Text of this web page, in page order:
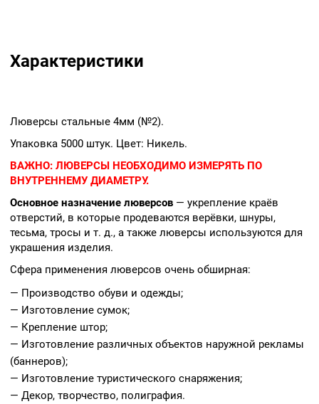
Характеристики
Люверсы стальные 4мм (№2).
Упаковка 5000 штук. Цвет: Никель.
ВАЖНО: ЛЮВЕРСЫ НЕОБХОДИМО ИЗМЕРЯТЬ ПО
ВНУТРЕННЕМУ ДИАМЕТРУ.
Основное назначение люверсов — укрепление краёв
отверстий, в которые продеваются верёвки, шнуры,
тесьма, тросы и т. д., а также люверсы используются для
украшения изделия.
Сфера применения люверсов очень обширная:
— Производство обуви и одежды;
— Изготовление сумок;
— Крепление штор;
— Изготовление различных объектов наружной рекламы
(баннеров);
— Изготовление туристического снаряжения;
— Декор, творчество, полиграфия.